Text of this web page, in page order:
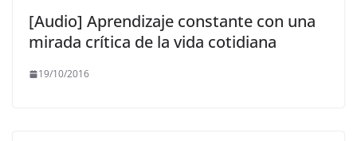
[Audio] Aprendizaje constante con una
mirada crítica de la vida cotidiana
19/10/2016